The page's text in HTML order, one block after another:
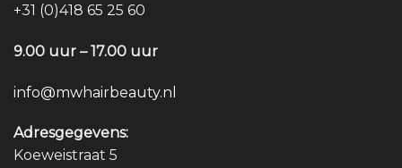
+31 (0)418 65 25 60
9.00 uur – 17.00 uur
info@mwhairbeauty.nl
Adresgegevens:
Koeweistraat 5